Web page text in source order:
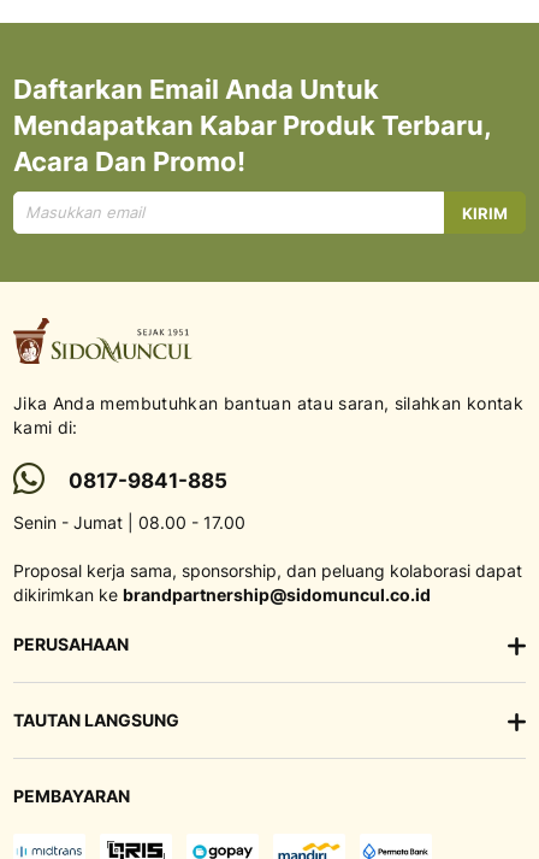
Daftarkan Email Anda Untuk
Mendapatkan Kabar Produk Terbaru,
Acara Dan Promo!
Mendaftar
untuk
KIRIM
Jika Anda membutuhkan bantuan atau saran, silahkan kontak
kami di:
0817-9841-885
Senin - Jumat | 08.00 - 17.00
Proposal kerja sama, sponsorship, dan peluang kolaborasi dapat
dikirimkan ke brandpartnership@sidomuncul.co.id
PERUSAHAAN
TAUTAN LANGSUNG
PEMBAYARAN